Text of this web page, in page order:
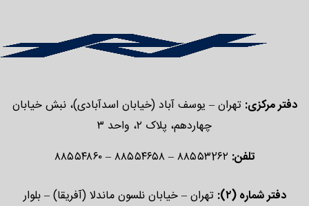
دفتر مرکزی: تهران – یوسف آباد (خیابان اسدآبادی)، نبش خیابان
چهاردهم، پلاک ۲، واحد ۳
تلفن:
دفتر شماره (۲):
تهران – خیابان نلسون ماندلا (آفریقا) – بلوار